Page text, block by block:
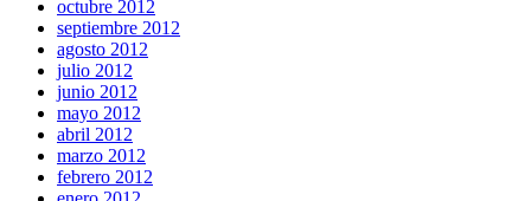
octubre 2012
septiembre 2012
agosto 2012
julio 2012
junio 2012
mayo 2012
abril 2012
marzo 2012
febrero 2012